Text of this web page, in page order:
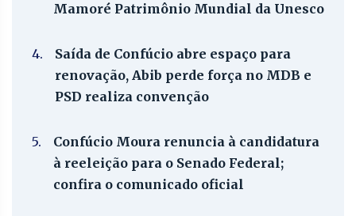
Mamoré Patrimônio Mundial da Unesco
4.
Saída de Confúcio abre espaço para
renovação, Abib perde força no MDB e
PSD realiza convenção
5.
Confúcio Moura renuncia à candidatura
à reeleição para o Senado Federal;
confira o comunicado oficial